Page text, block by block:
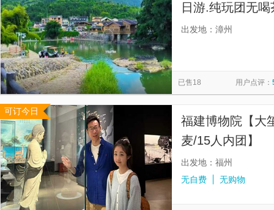
日游.纯玩团无
团，专车接送，
出发地：漳州
已售18 用户点评：
可订今日
福建博物院【大
麦/15人内团】
出发地：福州
无自费
无购物